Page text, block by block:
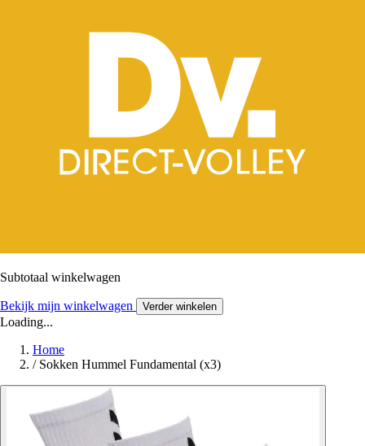
Subtotaal winkelwagen
Bekijk mijn winkelwagen Verder winkelen
Loading...
Home
/ Sokken Hummel Fundamental (x3)